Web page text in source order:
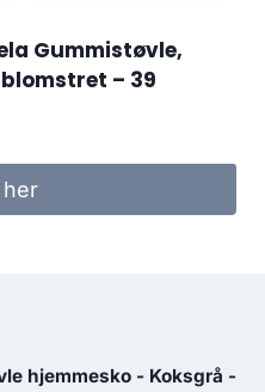
Gummistøvle,
– 39
her
hjemmesko - Koksgrå -